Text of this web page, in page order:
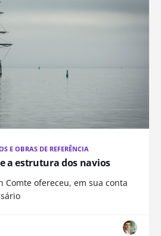
E OBRAS DE REFERÊNCIA
a estrutura dos navios
Comte ofereceu, em sua conta